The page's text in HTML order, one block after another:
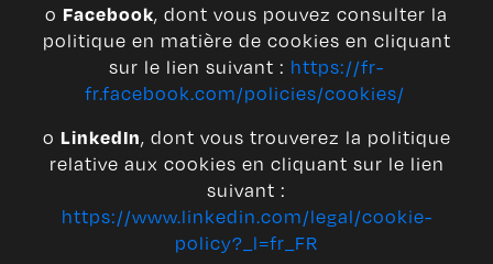
o Facebook, dont vous pouvez consulter la
politique en matière de cookies en cliquant
sur le lien suivant : https://fr-
fr.facebook.com/policies/cookies/
o LinkedIn, dont vous trouverez la politique
relative aux cookies en cliquant sur le lien
suivant :
https://www.linkedin.com/legal/cookie-
policy?_l=fr_FR